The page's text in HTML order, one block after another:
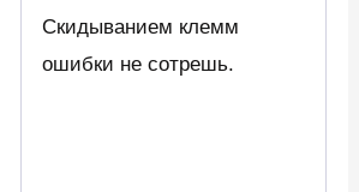
Скидыванием клемм
ошибки не сотрешь.